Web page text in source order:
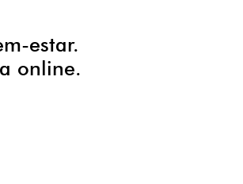
estar.
online.